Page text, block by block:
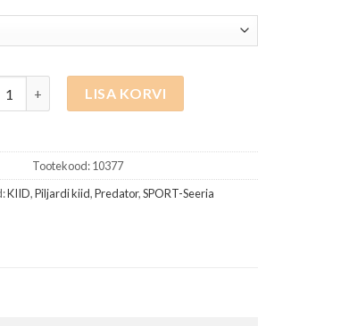
810.00 €
LISA KORVI
Tootekood:10377
KIID,Piljardi kiid,Predator,SPORT-Seeria